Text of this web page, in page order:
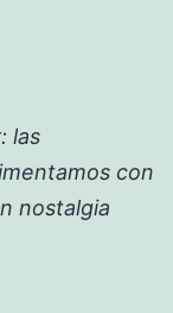
las
con
nostalgia